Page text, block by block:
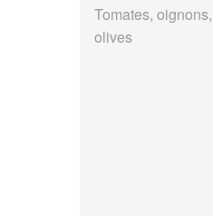
Tomates,
olives